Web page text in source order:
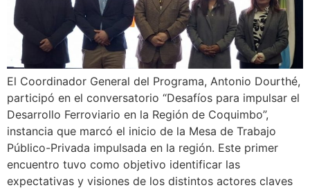
El Coordinador General del Programa, Antonio Dourthé,
participó en el conversatorio “Desafíos para impulsar el
Desarrollo Ferroviario en la Región de Coquimbo”,
instancia que marcó el inicio de la Mesa de Trabajo
Público-Privada impulsada en la región. Este primer
encuentro tuvo como objetivo identificar las
expectativas y visiones de los distintos actores claves